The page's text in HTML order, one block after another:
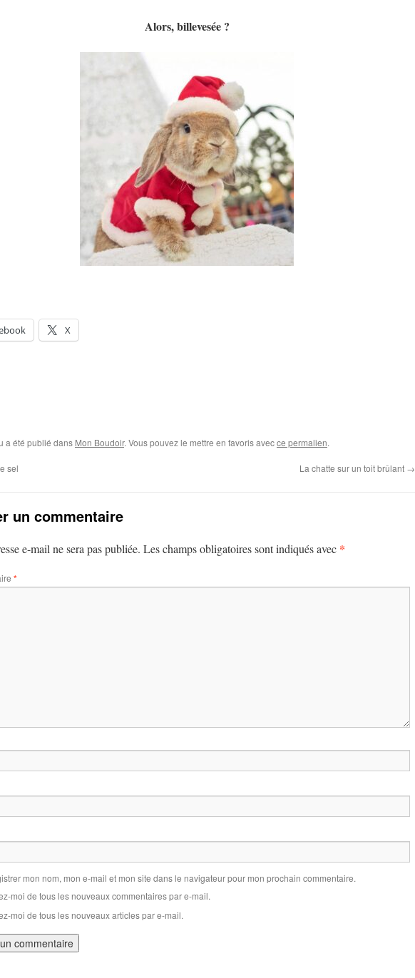
Alors, billevesée ?
X
a été publié dans Mon Boudoir. Vous pouvez le mettre en favoris avecce permalien.
sel La chatte sur un toit brûlant →
un commentaire
e-mail ne sera pas publiée. Les champs obligatoires sont indiqués avec *
*
mon nom, mon e-mail et mon site dans le navigateur pour mon prochain commentaire.
moi de tous les nouveaux commentaires par e-mail.
moi de tous les nouveaux articles par e-mail.